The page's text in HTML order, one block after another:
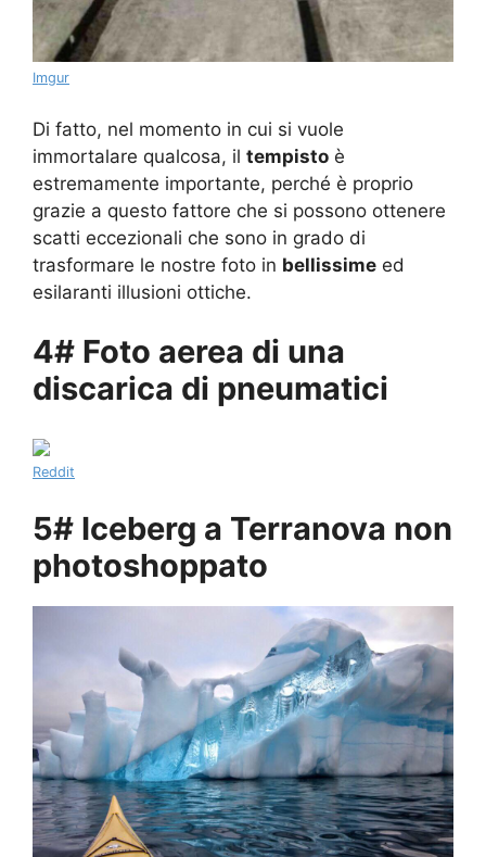
Imgur
Di fatto, nel momento in cui si vuole
immortalare qualcosa, il tempisto è
estremamente importante, perché è proprio
grazie a questo fattore che si possono ottenere
scatti eccezionali che sono in grado di
trasformare le nostre foto in bellissime ed
esilaranti illusioni ottiche.
4# Foto aerea di una
discarica di pneumatici
Reddit
5# Iceberg a Terranova non
photoshoppato